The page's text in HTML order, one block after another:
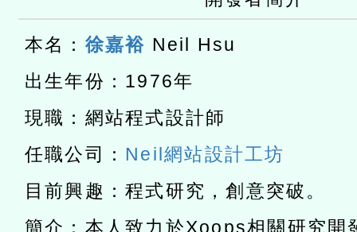
結果公告(無人報名，續辦
適應運動共學行動站研習
本館辦理115年度閱讀磐
讀推動專業研習
科技賦能─人工智慧(AI)工
程
A3數位素養講師名單
「數位內容與教學軟體線
t」
有關大陸委員會函釋公務
本名： 徐嘉裕 Neil Hsu
出生年份：1976年
現職：網站程式設計師
任職公司： Neil網站設計工坊
目前興趣：程式研究，創意突破。
簡介：本人致力於Xoops相關研究開